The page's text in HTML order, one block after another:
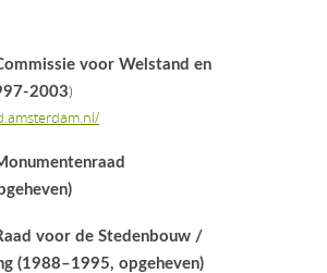
voor Welstand en
2003)
voor de Stedenbouw /
(1988–1995, opgeheven)